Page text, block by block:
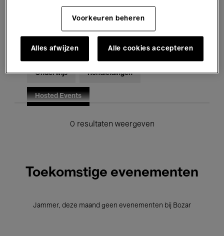
Voor iedereen Kids’ Palace
Onderwijs Rondleidingen
Hosted Events
0 resultaten weergeven
Toekomstige evenementen
Jammer, deze maand geen evenementen bij Bozar
Voorkeuren beheren
Alles afwijzen Alle cookies accepteren